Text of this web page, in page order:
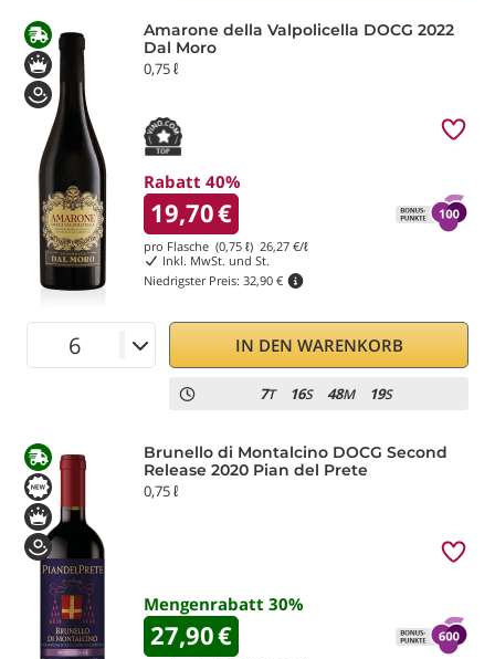
Amarone della Valpolicella DOCG 2022
Dal Moro
0,75 ℓ
Rabatt 40%
19,70€
pro Flasche (0,75 ℓ) 26,27 €/ℓ
Inkl. MwSt. und St.
Niedrigster Preis: 32,90 €
IN DEN WARENKORB
7T 16S 48M 19S
Brunello di Montalcino DOCG Second
Release 2020 Pian del Prete
0,75 ℓ
Mengenrabatt 30%
27,90€